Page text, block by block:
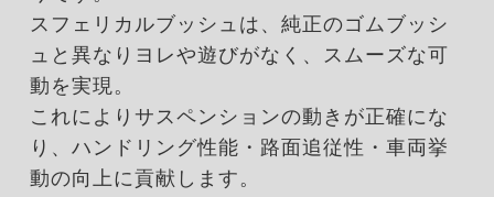
スフェリカルブッシュは、純正のゴムブッシ
ュと異なりヨレや遊びがなく、スムーズな可
動を実現。
これによりサスペンションの動きが正確にな
り、ハンドリング性能・路面追従性・車両挙
動の向上に貢献します。